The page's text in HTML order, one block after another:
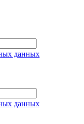
данных
данных